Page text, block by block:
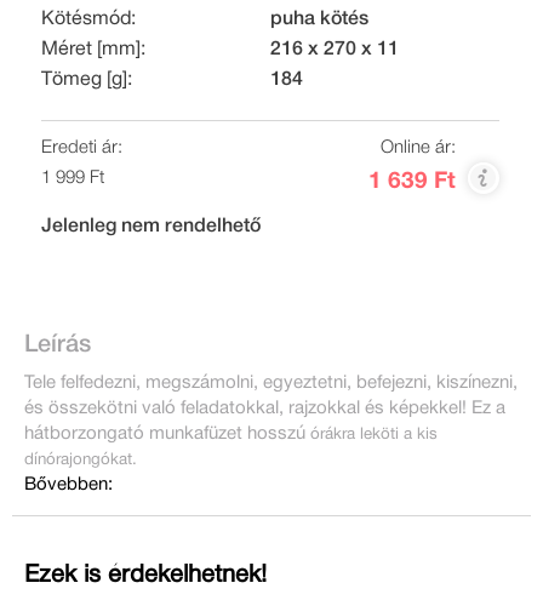
Kötésmód:
puha kötés
Méret [mm]:
216 x 270 x 11
Tömeg [g]:
184
Eredeti ár:
1 999 Ft
Online ár:
1 639 Ft
Jelenleg nem rendelhető
Leírás
Tele felfedezni, megszámolni, egyeztetni, befejezni, kiszínezni,
és összekötni való feladatokkal, rajzokkal és képekkel! Ez a
hátborzongató munkafüzet hosszú órákra leköti a kis
dínórajongókat.
Bővebben:
Ezek is érdekelhetnek!